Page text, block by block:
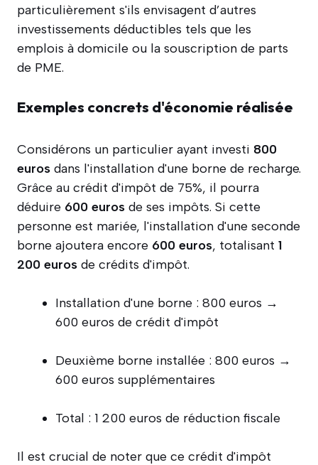
particulièrement s'ils envisagent d’autres
investissements déductibles tels que les
emplois à domicile ou la souscription de parts
de PME.
Exemples concrets d'économie réalisée
Considérons un particulier ayant investi 800
euros dans l'installation d'une borne de recharge.
Grâce au crédit d'impôt de 75%, il pourra
déduire 600 euros de ses impôts. Si cette
personne est mariée, l'installation d'une seconde
borne ajoutera encore 600 euros, totalisant 1
200 euros de crédits d'impôt.
Installation d'une borne : 800 euros →
600 euros de crédit d'impôt
Deuxième borne installée : 800 euros →
600 euros supplémentaires
Total : 1 200 euros de réduction fiscale
Il est crucial de noter que ce crédit d'impôt